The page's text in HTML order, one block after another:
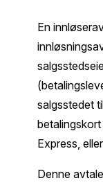
En
salgsstedet
Express,
Denne